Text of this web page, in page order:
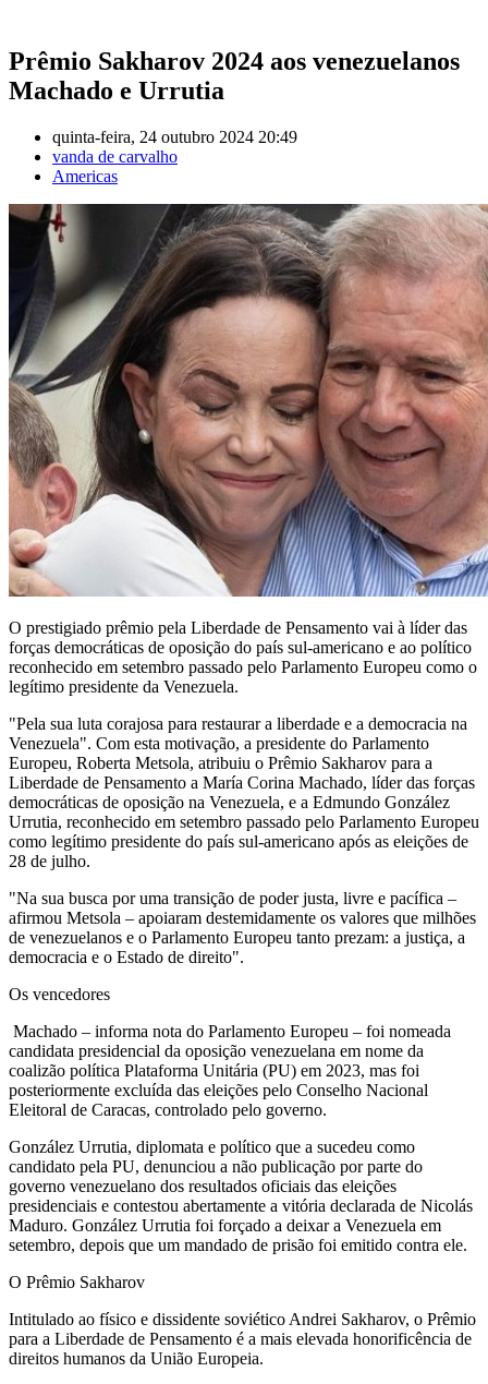
Prêmio Sakharov 2024 aos venezuelanos
Machado e Urrutia
quinta-feira, 24 outubro 2024 20:49
vanda de carvalho
Americas
O prestigiado prêmio pela Liberdade de Pensamento vai à líder das
forças democráticas de oposição do país sul-americano e ao político
reconhecido em setembro passado pelo Parlamento Europeu como o
legítimo presidente da Venezuela.
"Pela sua luta corajosa para restaurar a liberdade e a democracia na
Venezuela". Com esta motivação, a presidente do Parlamento
Europeu, Roberta Metsola, atribuiu o Prêmio Sakharov para a
Liberdade de Pensamento a María Corina Machado, líder das forças
democráticas de oposição na Venezuela, e a Edmundo González
Urrutia, reconhecido em setembro passado pelo Parlamento Europeu
como legítimo presidente do país sul-americano após as eleições de
28 de julho.
"Na sua busca por uma transição de poder justa, livre e pacífica –
afirmou Metsola – apoiaram destemidamente os valores que milhões
de venezuelanos e o Parlamento Europeu tanto prezam: a justiça, a
democracia e o Estado de direito".
Os vencedores
Machado – informa nota do Parlamento Europeu – foi nomeada
candidata presidencial da oposição venezuelana em nome da
coalizão política Plataforma Unitária (PU) em 2023, mas foi
posteriormente excluída das eleições pelo Conselho Nacional
Eleitoral de Caracas, controlado pelo governo.
González Urrutia, diplomata e político que a sucedeu como
candidato pela PU, denunciou a não publicação por parte do
governo venezuelano dos resultados oficiais das eleições
presidenciais e contestou abertamente a vitória declarada de Nicolás
Maduro. González Urrutia foi forçado a deixar a Venezuela em
setembro, depois que um mandado de prisão foi emitido contra ele.
O Prêmio Sakharov
Intitulado ao físico e dissidente soviético Andrei Sakharov, o Prêmio
para a Liberdade de Pensamento é a mais elevada honorificência de
direitos humanos da União Europeia.